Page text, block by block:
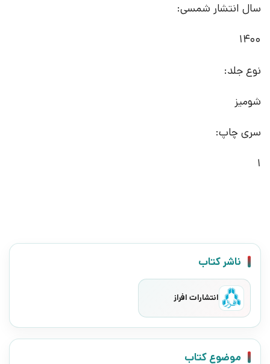
سال انتشار شمسی:
1400
نوع جلد:
شومیز
سری چاپ:
1
ناشر کتاب
انتشارات افراز
موضوع کتاب